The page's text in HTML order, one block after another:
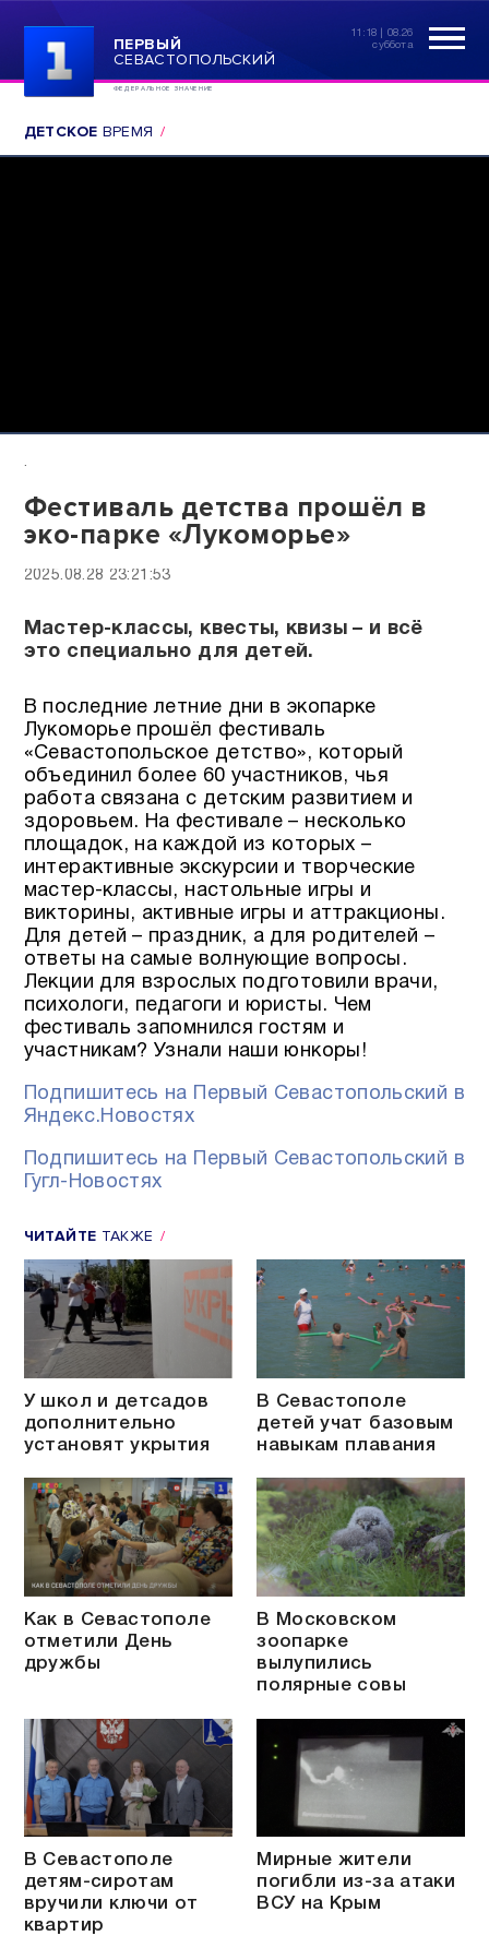
ПЕРВЫЙ
СЕВАСТОПОЛЬСКИЙ
ФЕДЕРАЛЬНОЕ ЗНАЧЕНИЕ
11:18 | 08.26
суббота
ДЕТСКОЕ ВРЕМЯ
.
Фестиваль детства прошёл в
эко-парке «Лукоморье»
2025.08.28 23:21:53
Мастер-классы, квесты, квизы – и всё
это специально для детей.
В последние летние дни в экопарке
Лукоморье прошёл фестиваль
«Севастопольское детство», который
объединил более 60 участников, чья
работа связана с детским развитием и
здоровьем. На фестивале – несколько
площадок, на каждой из которых –
интерактивные экскурсии и творческие
мастер-классы, настольные игры и
викторины, активные игры и аттракционы.
Для детей – праздник, а для родителей –
ответы на самые волнующие вопросы.
Лекции для взрослых подготовили врачи,
психологи, педагоги и юристы. Чем
фестиваль запомнился гостям и
участникам? Узнали наши юнкоры!
Подпишитесь на Первый Севастопольский в
Яндекс.Новостях
Подпишитесь на Первый Севастопольский в
Гугл-Новостях
ЧИТАЙТЕ ТАКЖЕ
У школ и детсадов
дополнительно
установят укрытия
В Севастополе
детей учат базовым
навыкам плавания
Как в Севастополе
отметили День
дружбы
В Московском
зоопарке
вылупились
полярные совы
В Севастополе
детям-сиротам
вручили ключи от
квартир
Мирные жители
погибли из-за атаки
ВСУ на Крым